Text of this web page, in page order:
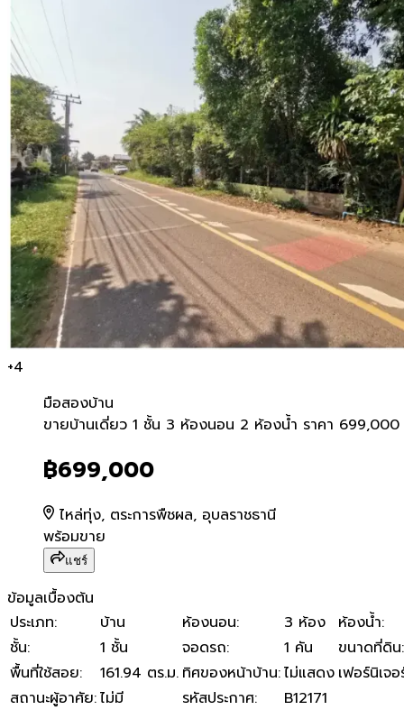
+4
มือสองบ้าน
ขายบ้านเดี่ยว 1 ชั้น 3 ห้องน
ขายบ้านเดี่ยว 1 ชั้น 3 ห้องนอน 2 ห้องน้ำ ราคา 699,000
฿699,000
ไหล่ทุ่ง, ตระการพืชผล, อุบลราชธานี
พร้อมขาย
แชร์
ข้อมูลเบื้องต้น
ประเภท: บ้าน ห้องนอน: 3 ห้อง ห้องน้ำ:
ชั้น: 1 ชั้น จอดรถ: 1 คัน ขนาดที่ดิน:
พื้นที่ใช้สอย: 161.94 ตร.ม. ทิศของหน้าบ้าน:ไม่แสดง เฟอร์นิเจอ
สถานะผู้อาศัย:ไม่มี รหัสประกาศ:
B12171